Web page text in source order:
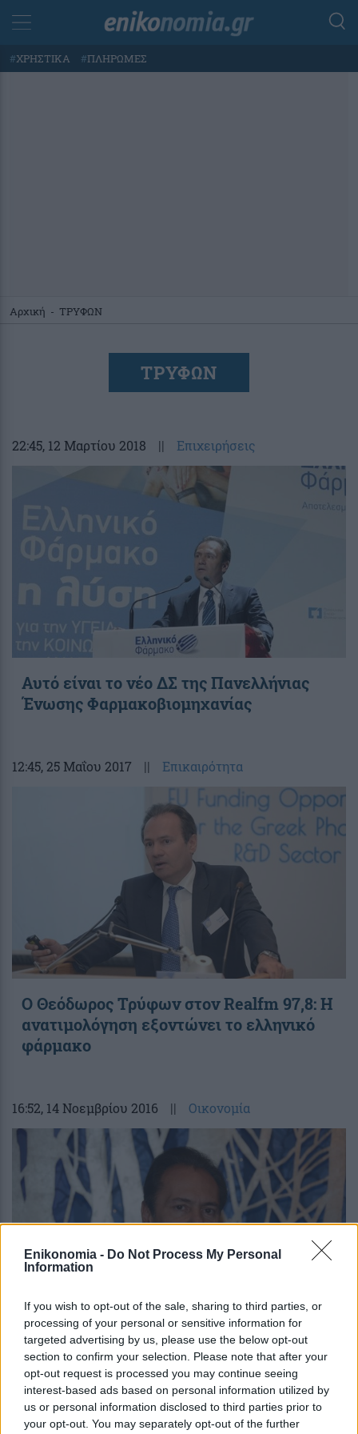
Enikonomia - Do Not Process My Personal
Information
If you wish to opt-out of the sale, sharing to third parties, or
processing of your personal or sensitive information for
targeted advertising by us, please use the below opt-out
section to confirm your selection. Please note that after your
opt-out request is processed you may continue seeing
interest-based ads based on personal information utilized by
us or personal information disclosed to third parties prior to
your opt-out. You may separately opt-out of the further
#ΧΡΗΣΤΙΚΑ #ΠΛΗΡΩΜΕΣ
Αρχική - ΤΡΥΦΩΝ
ΤΡΥΦΩΝ
22:45, 12 Μαρτίου 2018 || Επιχειρήσεις
Αυτό είναι το νέο ΔΣ της Πανελλήνιας
Ένωσης Φαρμακοβιομηχανίας
12:45, 25 Μαΐου 2017 || Επικαιρότητα
Ο Θεόδωρος Τρύφων στον Realfm 97,8: Η
ανατιμολόγηση εξοντώνει το ελληνικό
φάρμακο
16:52, 14 Νοεμβρίου 2016 || Οικονομία
Τρύφων (ΠΕΦ): Καταστροφικά για την
αγορά φαρμάκου τα ποσά των clawback
και rebate